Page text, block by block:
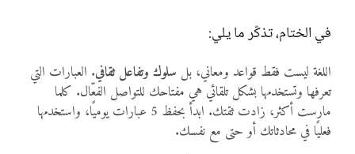
في الختام، تذكّر ما يلي:
اللغة ليست فقط قواعد ومعاني، بل سلوك وتفاعل ثقافي. العبارات التي
تعرفها وتستخدمها بشكل تلقائي هي مفتاحك للتواصل الفعّال. كلما
مارست أكثر، زادت ثقتك. ابدأ بحفظ 5 عبارات يوميًا، واستخدمها
فعليًا في محادثاتك أو حتى مع نفسك.